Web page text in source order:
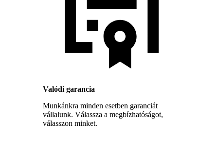
Valódi garancia
Munkánkra minden esetben garanciát
vállalunk. Válassza a megbízhatóságot,
válasszon minket.